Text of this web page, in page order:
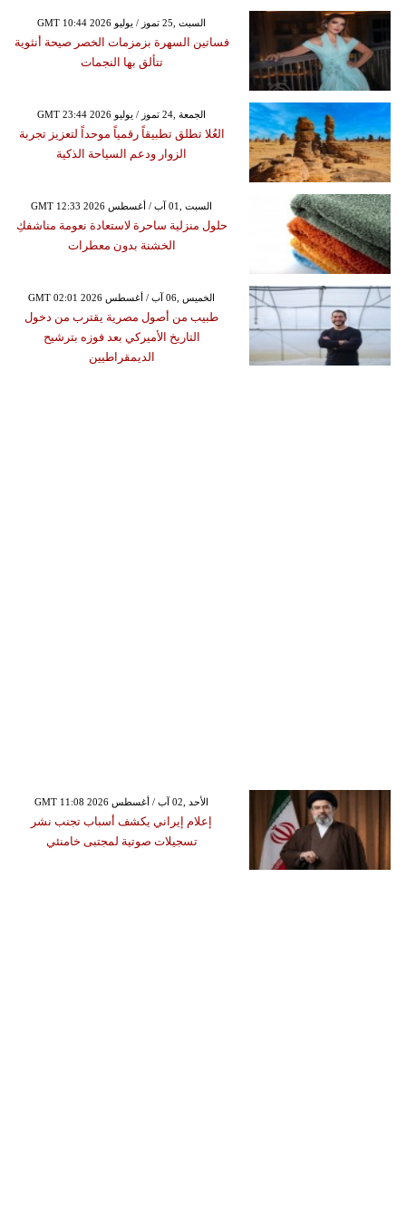
GMT 10:44 2026 السبت ,25 تموز / يوليو
فساتين السهرة بزمزمات الخصر صيحة أنثوية
تتألق بها النجمات
GMT 23:44 2026 الجمعة ,24 تموز / يوليو
العُلا تطلق تطبيقاً رقمياً موحداً لتعزيز تجربة
الزوار ودعم السياحة الذكية
GMT 12:33 2026 السبت ,01 آب / أغسطس
حلول منزلية ساحرة لاستعادة نعومة مناشفكِ
الخشنة بدون معطرات
GMT 02:01 2026 الخميس ,06 آب / أغسطس
طبيب من أصول مصرية يقترب من دخول
التاريخ الأميركي بعد فوزه بترشيح
الديمقراطيين
GMT 11:08 2026 الأحد ,02 آب / أغسطس
إعلام إيراني يكشف أسباب تجنب نشر
تسجيلات صوتية لمجتبى خامنئي